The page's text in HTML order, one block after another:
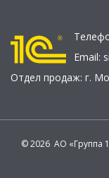
Email:
Отдел продаж: г.
© 2026 АО «Группа